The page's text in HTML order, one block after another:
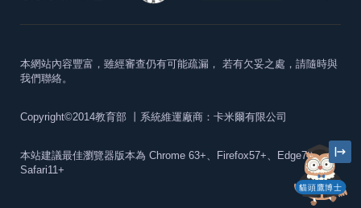
貓頭鷹博士
本網站內容豐富，雖經審查仍有可能疏漏， 若有欠妥之處，請隨時與
我們聯絡。
Copyright©2014教育部 丨系統維運廠商：卡米爾有限公司
本站建議最佳瀏覽器版本為 Chrome 63+、Firefox57+、Edge79+及
Safari11+